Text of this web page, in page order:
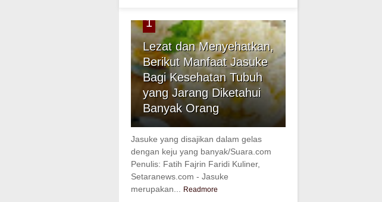
1
Lezat dan Menyehatkan,
Berikut Manfaat Jasuke
Bagi Kesehatan Tubuh
yang Jarang Diketahui
Banyak Orang
Jasuke yang disajikan dalam gelas
dengan keju yang banyak/Suara.com
Penulis: Fatih Fajrin Faridi Kuliner,
Setaranews.com - Jasuke
merupakan...
Readmore